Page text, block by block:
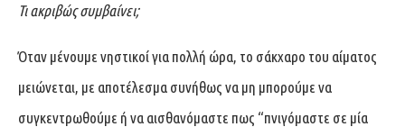
Τι ακριβώς συμβαίνει;
Όταν μένουμε νηστικοί για πολλή ώρα, το σάκχαρο του αίματος
μειώνεται, με αποτέλεσμα συνήθως να μη μπορούμε να
συγκεντρωθούμε ή να αισθανόμαστε πως “πνιγόμαστε σε μία